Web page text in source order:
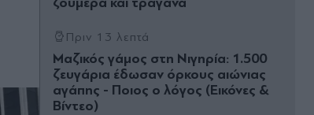
Πριν 13 λεπτά
Μαζικός γάμος στη Νιγηρία: 1.500
ζευγάρια έδωσαν όρκους αιώνιας
αγάπης - Ποιος ο λόγος (Εικόνες &
Βίντεο)